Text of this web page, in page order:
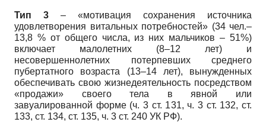
Тип 3 – «мотивация сохранения источника
удовлетворения витальных потребностей» (34 чел.–
13,8 % от общего числа, из них мальчиков – 51%)
включает малолетних (8–12 лет) и
несовершеннолетних потерпевших среднего
пубертатного возраста (13–14 лет), вынужденных
обеспечивать свою жизнедеятельность посредством
«продажи» своего тела в явной или
завуалированной форме (ч. 3 ст. 131, ч. 3 ст. 132, ст.
133, ст. 134, ст. 135, ч. 3 ст. 240 УК РФ).